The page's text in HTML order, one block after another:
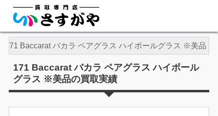
171 Baccarat バカラ ペアグラス ハイボールグラス ※美品
171 Baccarat バカラ ペアグラス ハイボール
グラス ※美品の買取実績